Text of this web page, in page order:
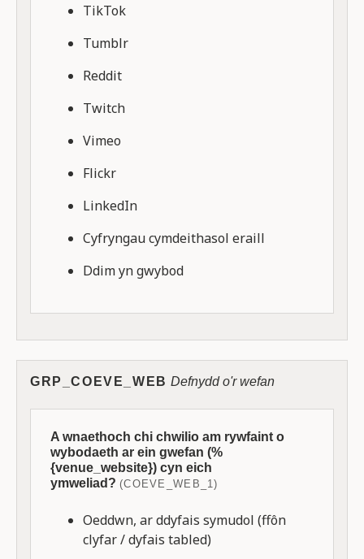
TikTok
Tumblr
Reddit
Twitch
Vimeo
Flickr
LinkedIn
Cyfryngau cymdeithasol eraill
Ddim yn gwybod
GRP_COEVE_WEB Defnydd o'r wefan
A wnaethoch chi chwilio am rywfaint o
wybodaeth ar ein gwefan (%
{venue_website}) cyn eich
ymweliad? (COEVE_WEB_1)
Oeddwn, ar ddyfais symudol (ffôn
clyfar / dyfais tabled)